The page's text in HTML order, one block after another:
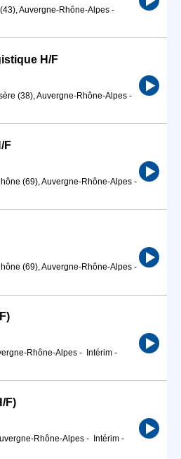
Auvergne-Rhône-Alpes -
H/F
(38), Auvergne-Rhône-Alpes -
F
(69), Auvergne-Rhône-Alpes -
(69), Auvergne-Rhône-Alpes -
Rhône-Alpes - Intérim -
F)
Rhône-Alpes - Intérim -